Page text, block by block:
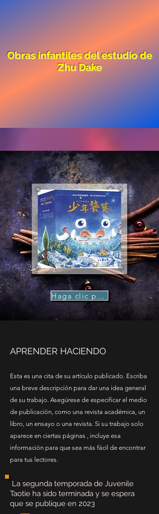
Obras infantiles del estudio de
Zhu Dake
Haga clic para comprar
APRENDER HACIENDO
Esta es una cita de su artículo publicado. Escriba
una breve descripción para dar una idea general
de su trabajo. Asegúrese de especificar el medio
de publicación, como una revista académica, un
libro, un ensayo o una revista. Si su trabajo solo
aparece en ciertas páginas , incluye esa
información para que sea más fácil de encontrar
para tus lectores.
​ La segunda temporada de Juvenile
Taotie ha sido terminada y se espera
que se publique en 2023